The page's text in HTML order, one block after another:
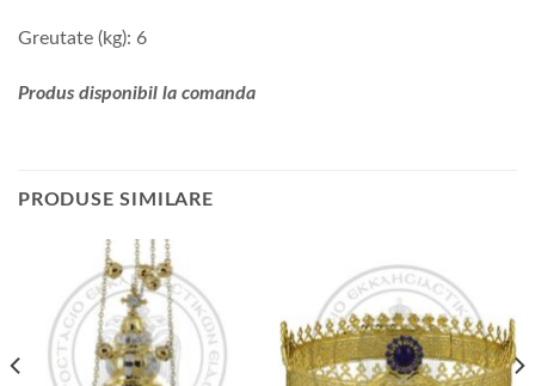
Greutate (kg): 6
Produs disponibil la comanda
PRODUSE SIMILARE